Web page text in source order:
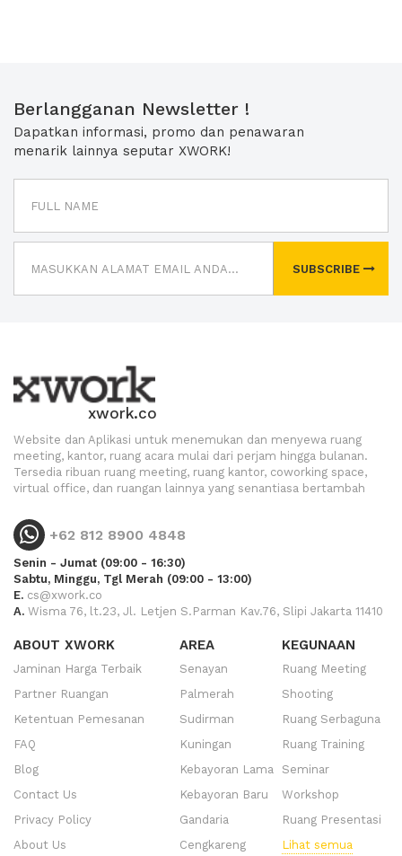
Berlangganan Newsletter !
Dapatkan informasi, promo dan penawaran
menarik lainnya seputar XWORK!
SUBSCRIBE
xwork.co
Website dan Aplikasi untuk menemukan dan menyewa ruang
meeting, kantor, ruang acara mulai dari perjam hingga bulanan.
Tersedia ribuan ruang meeting, ruang kantor, coworking space,
virtual office, dan ruangan lainnya yang senantiasa bertambah
+62 812 8900 4848
Senin - Jumat (09:00 - 16:30)
Sabtu, Minggu, Tgl Merah (09:00 - 13:00)
E. cs@xwork.co
A. Wisma 76, lt.23, Jl. Letjen S.Parman Kav.76, Slipi Jakarta 11410
ABOUT XWORK
Jaminan Harga Terbaik
Partner Ruangan
Ketentuan Pemesanan
FAQ
Blog
Contact Us
Privacy Policy
About Us
AREA
Senayan
Palmerah
Sudirman
Kuningan
Kebayoran Lama
Kebayoran Baru
Gandaria
Cengkareng
KEGUNAAN
Ruang Meeting
Shooting
Ruang Serbaguna
Ruang Training
Seminar
Workshop
Ruang Presentasi
Lihat semua